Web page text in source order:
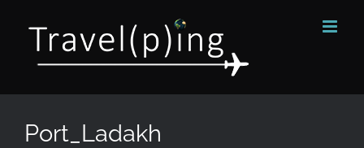
contenu
Port_Ladakh